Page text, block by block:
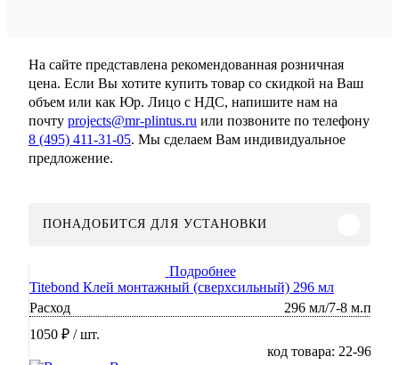
На сайте представлена рекомендованная розничная
цена. Если Вы хотите купить товар со скидкой на Ваш
объем или как Юр. Лицо с НДС, напишите нам на
почту projects@mr-plintus.ru или позвоните по телефону
8 (495) 411-31-05. Мы сделаем Вам индивидуальное
предложение.
ПОНАДОБИТСЯ ДЛЯ УСТАНОВКИ
Подробнее
Titebond Клей монтажный (сверхсильный) 296 мл
Расход
296 мл/7-8 м.п
1050 ₽ / шт.
код товара: 22-96